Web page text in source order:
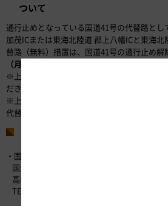
ついて
通行止めとなっている国道41号の代替路と
加茂ICまたは東海北陸道 郡上八幡ICと東海
替路（無料）措置は、国道41号の通行止め解
（月）午前7時
※上記時間を過ぎて入口を通過した場合は、
だきます。
※上記時間までに入口を通過した場合は、出口
代替路（無料）措置を適用いたします。
・国道の状況などについて
国土交通省 中部地方整備局
高山国道事務所 計画課長 大﨑 義保（おお
TEL 0577-36-3822（代表）